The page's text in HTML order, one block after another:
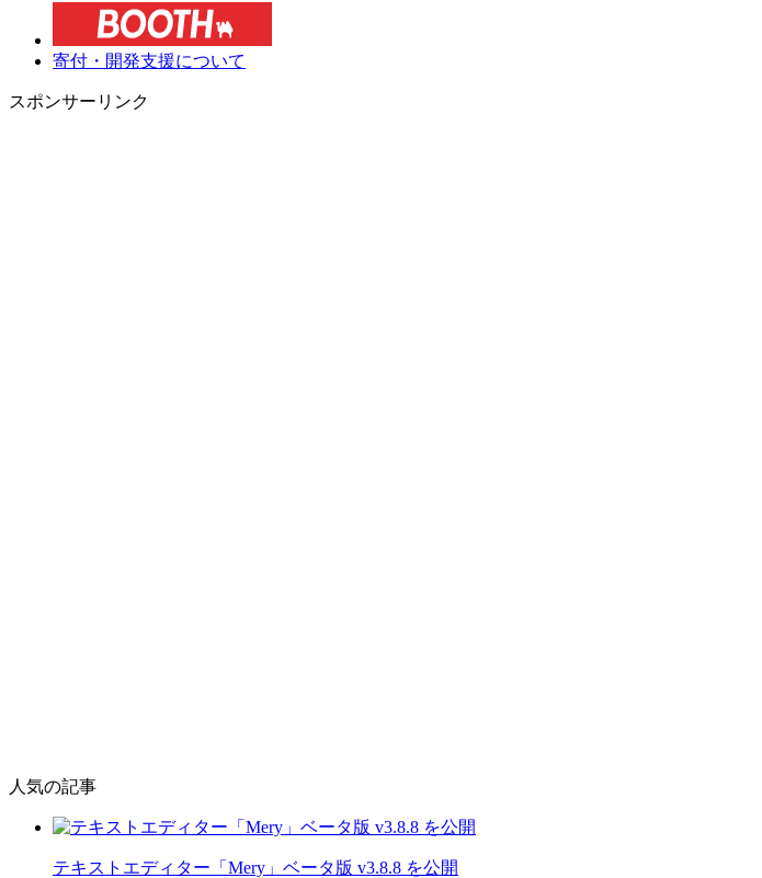
寄付・開発支援について
スポンサーリンク
人気の記事
テキストエディター「Mery」ベータ版 v3.8.8 を公開